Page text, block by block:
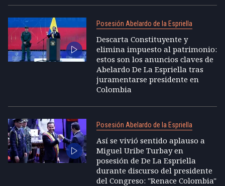
Posesión Abelardo de la Espriella
Descarta Constituyente y
elimina impuesto al patrimonio:
estos son los anuncios claves de
Abelardo De La Espriella tras
juramentarse presidente en
Colombia
Posesión Abelardo de la Espriella
Así se vivió sentido aplauso a
Miguel Uribe Turbay en
posesión de De La Espriella
durante discurso del presidente
del Congreso: "Renace Colombia"